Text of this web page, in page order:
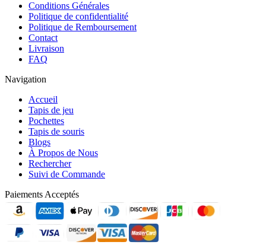
Conditions Générales
Politique de confidentialité
Politique de Remboursement
Contact
Livraison
FAQ
Navigation
Accueil
Tapis de jeu
Pochettes
Tapis de souris
Blogs
À Propos de Nous
Rechercher
Suivi de Commande
Paiements Acceptés